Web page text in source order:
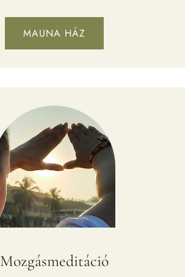
MAUNA HÁZ
Mozgásmeditáció